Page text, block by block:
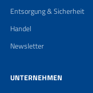
Entsorgung & Sicherheit
Handel
Newsletter
UNTERNEHMEN